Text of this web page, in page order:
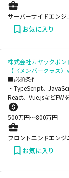
サーバーサイドエン
お気に入り
株式会社カヤックボン
【〈メンバークラス
■必須条件
・TypeScript、
React、Vue.jsなどFW
500万円〜800万円
フロントエンドエンジ
お気に入り